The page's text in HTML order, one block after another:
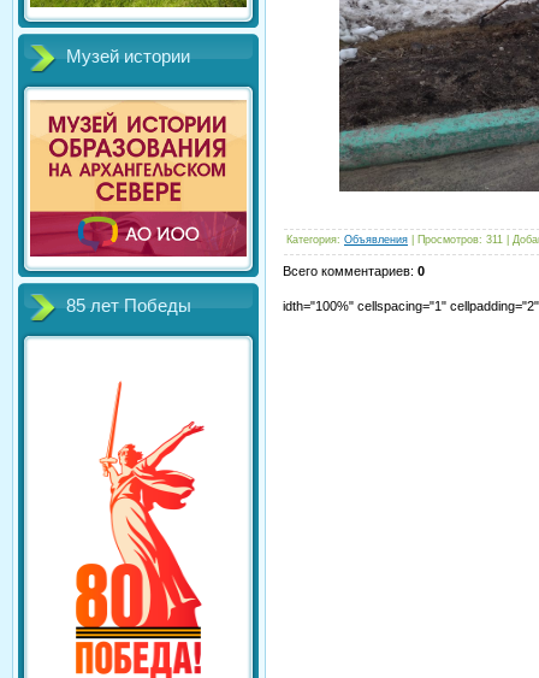
Музей истории
85 лет Победы
Категория: Объявления Просмотров: 311
Всего комментариев: 0
idth="100%" cellspacing="1"